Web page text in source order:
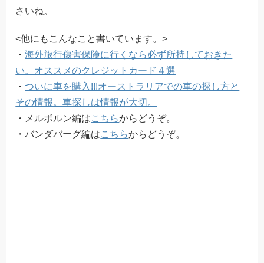
さいね。
<他にもこんなこと書いています。>
・海外旅行傷害保険に行くなら必ず所持しておきた
い。オススメのクレジットカード４選
・ついに車を購入!!!オーストラリアでの車の探し方と
その情報。車探しは情報が大切。
・メルボルン編はこちらからどうぞ。
・バンダバーグ編はこちらからどうぞ。